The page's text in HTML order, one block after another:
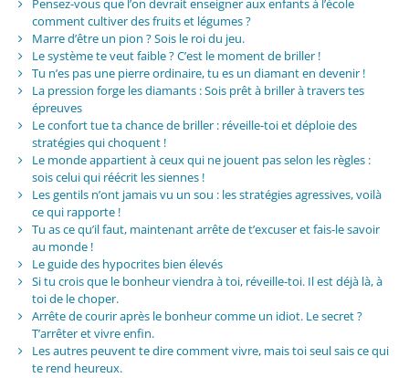
Pensez-vous que l’on devrait enseigner aux enfants à l’école
comment cultiver des fruits et légumes ?
Marre d’être un pion ? Sois le roi du jeu.
Le système te veut faible ? C’est le moment de briller !
Tu n’es pas une pierre ordinaire, tu es un diamant en devenir !
La pression forge les diamants : Sois prêt à briller à travers tes
épreuves
Le confort tue ta chance de briller : réveille-toi et déploie des
stratégies qui choquent !
Le monde appartient à ceux qui ne jouent pas selon les règles :
sois celui qui réécrit les siennes !
Les gentils n’ont jamais vu un sou : les stratégies agressives, voilà
ce qui rapporte !
Tu as ce qu’il faut, maintenant arrête de t’excuser et fais-le savoir
au monde !
Le guide des hypocrites bien élevés
Si tu crois que le bonheur viendra à toi, réveille-toi. Il est déjà là, à
toi de le choper.
Arrête de courir après le bonheur comme un idiot. Le secret ?
T’arrêter et vivre enfin.
Les autres peuvent te dire comment vivre, mais toi seul sais ce qui
te rend heureux.